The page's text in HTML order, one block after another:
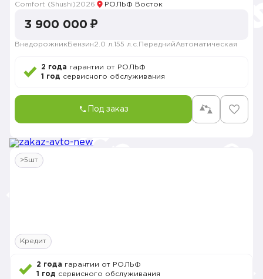
Comfort (Shushi)2026 РОЛЬФ Восток
3 900 000 ₽
Внедорожник Бензин2.0 л. 155 л.с. ПереднийАвтоматическая
2 года гарантии от РОЛЬФ
1 год сервисного обслуживания
Под заказ
>5шт
Кредит
2 года гарантии от РОЛЬФ
1 год сервисного обслуживания